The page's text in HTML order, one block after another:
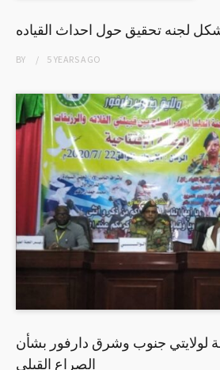
لجنه تحقيق حول احداث القياده
BY 5 YEARSAGO
لولايتي جنوب وشرق دارفور بشأن
الصراع القبلي